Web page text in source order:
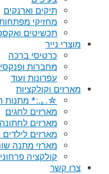
תיקים וארנקים
מחזיקי
תכשיטים
מוצרי נייר
כרטיסי ברכה
מחברות
עפרונות ועוד
מארזים וקולקציות
☆.｡.:* מתנות
מארזים לחגים
מארזים לחתונה
מארזים לילדים
מארזי מתנה
קולקציה
צרו קשר